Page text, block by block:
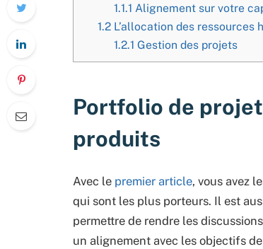
1.1.1 Alignement sur votre
1.2L’allocation des ressources
1.2.1 Gestion des projets
Portfolio de
produits
Avec le premier article, vous avez
qui sont les plus porteurs. Il est
permettre de rendre les
un alignement avec les objectifs de